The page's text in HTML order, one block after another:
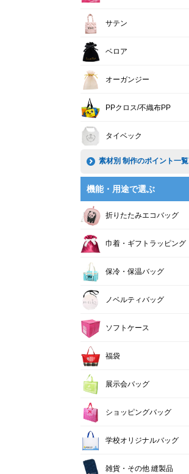
サテン
ベロア
オーガンジー
PPクロス/不織布PP
タイベック
素材別 制作のポイント一覧
機能・用途で選ぶ
折りたたみエコバッグ
巾着・ギフトラッピング
保冷・保温バッグ
ノベルティバッグ
ソフトケース
福袋
展示会バッグ
ショッピングバッグ
学校オリジナルバッグ
雑貨・その他 縫製品